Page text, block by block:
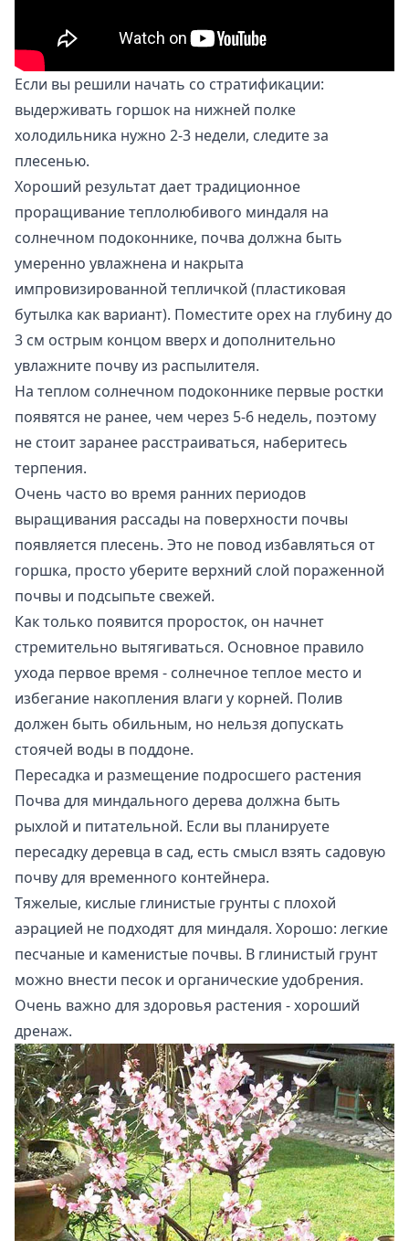
Если вы решили начать со стратификации:
выдерживать горшок на нижней полке
холодильника нужно 2-3 недели, следите за
плесенью.
Хороший результат дает традиционное
проращивание теплолюбивого миндаля на
солнечном подоконнике, почва должна быть
умеренно увлажнена и накрыта
импровизированной тепличкой (пластиковая
бутылка как вариант). Поместите орех на глубину до
3 см острым концом вверх и дополнительно
увлажните почву из распылителя.
На теплом солнечном подоконнике первые ростки
появятся не ранее, чем через 5-6 недель, поэтому
не стоит заранее расстраиваться, наберитесь
терпения.
Очень часто во время ранних периодов
выращивания рассады на поверхности почвы
появляется плесень. Это не повод избавляться от
горшка, просто уберите верхний слой пораженной
почвы и подсыпьте свежей.
Как только появится проросток, он начнет
стремительно вытягиваться. Основное правило
ухода первое время - солнечное теплое место и
избегание накопления влаги у корней. Полив
должен быть обильным, но нельзя допускать
стоячей воды в поддоне.
Пересадка и размещение подросшего растения
Почва для миндального дерева должна быть
рыхлой и питательной. Если вы планируете
пересадку деревца в сад, есть смысл взять садовую
почву для временного контейнера.
Тяжелые, кислые глинистые грунты с плохой
аэрацией не подходят для миндаля. Хорошо: легкие
песчаные и каменистые почвы. В глинистый грунт
можно внести песок и органические удобрения.
Очень важно для здоровья растения - хороший
дренаж.